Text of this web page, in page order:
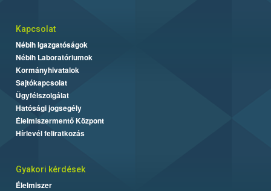
Kapcsolat
Nébih Igazgatóságok
Nébih Laboratóriumok
Kormányhivatalok
Sajtókapcsolat
Ügyfélszolgálat
Hatósági jogsegély
Élelmiszermentő Központ
Hírlevél feliratkozás
Gyakori kérdések
Élelmiszer